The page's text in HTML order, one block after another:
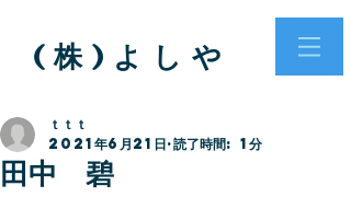
( 株 ) よ し や
田中 碧
ｔｔｔ
2021年6月21日 読了時間: 1分